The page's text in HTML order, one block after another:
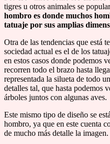
tigres u otros animales se
hombro es donde muchos
tatuaje por sus amplias
Otra de las tendencias que está
sociedad actual es el de los
en estos casos donde podemos
recorren todo el brazo hasta
representada la silueta de todo
detalles tal, que hasta podemos
árboles juntos con algunas aves.
Este mismo tipo de diseño se
hombro, ya que en este cuenta
de mucho más detalle la imagen.